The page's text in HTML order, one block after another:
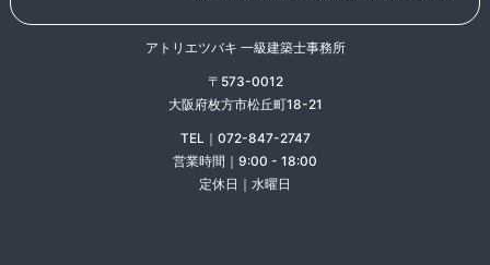
アトリエツバキ 一級建築士事務所
〒573-0012
大阪府枚方市松丘町18-21
TEL｜072-847-2747
営業時間｜9:00 - 18:00
定休日｜水曜日